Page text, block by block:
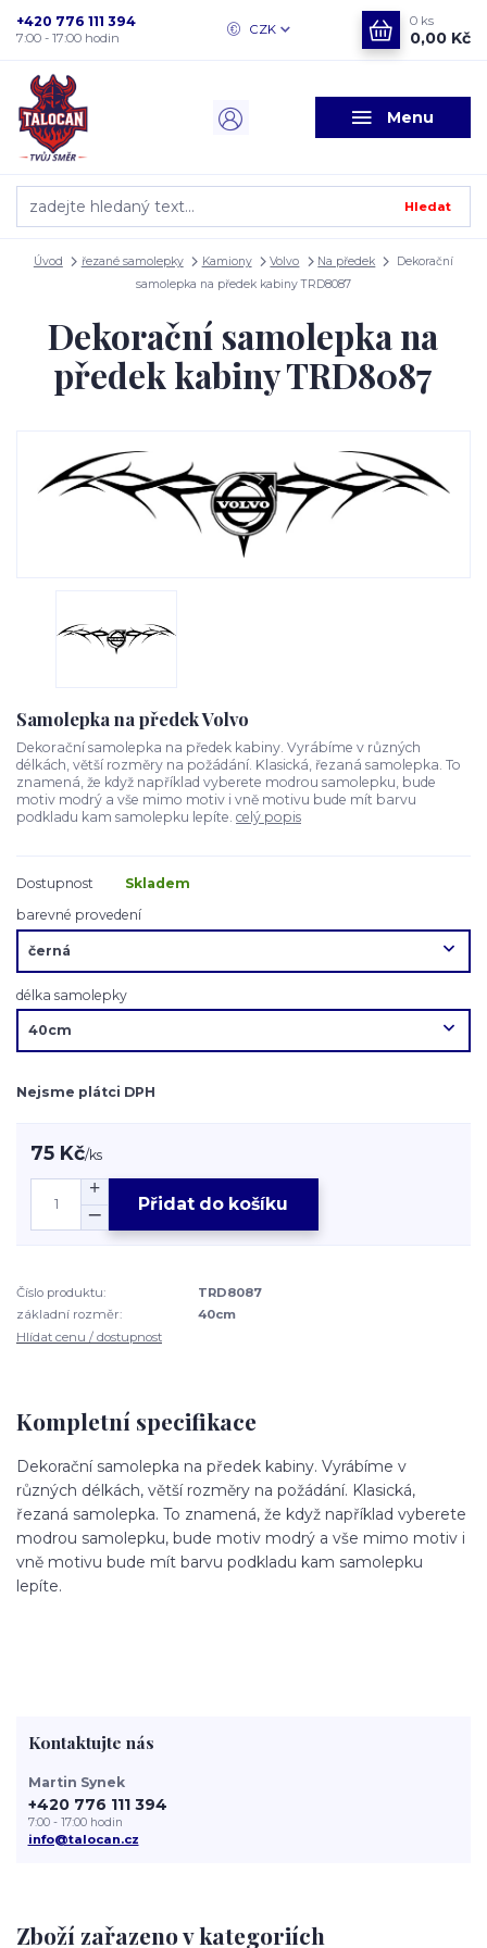
Menu
CZK
Hledat
+420 776 111 394
7:00 - 17:00 hodin
0 ks
0,00 Kč
Úvod řezané samolepky Kamiony Volvo Na předek
Dekorační
samolepka na předek kabiny TRD8087
Dekorační samolepka na
předek kabiny TRD8087
Samolepka na předek Volvo
Dekorační samolepka na předek kabiny. Vyrábíme v různých
délkách, větší rozměry na požádání. Klasická, řezaná samolepka. To
znamená, že když například vyberete modrou samolepku, bude
motiv modrý a vše mimo motiv i vně motivu bude mít barvu
podkladu kam samolepku lepíte. celý popis
Dostupnost
Skladem
barevné provedení
délka samolepky
Nejsme plátci DPH
75 Kč/ks
Přidat do košíku
Číslo produktu:
TRD8087
základní rozměr:
40cm
Hlídat cenu / dostupnost
Kompletní specifikace
Dekorační samolepka na předek kabiny. Vyrábíme v
různých délkách, větší rozměry na požádání. Klasická,
řezaná samolepka. To znamená, že když například vyberete
modrou samolepku, bude motiv modrý a vše mimo motiv i
vně motivu bude mít barvu podkladu kam samolepku
lepíte.
Zboží zařazeno v kategoriích
Kontaktujte nás
Martin Synek
+420 776 111 394
7:00 - 17:00 hodin
info@talocan.cz